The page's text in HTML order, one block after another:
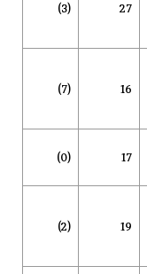
27
(3)
16
(7)
17
(0)
19
(2)